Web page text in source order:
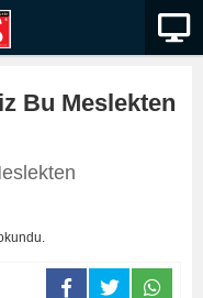
Bu Meslekten